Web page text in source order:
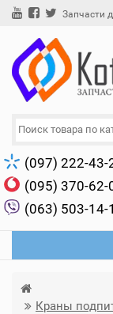
Запчасти
(097) 222-43-
(095) 370-62-
(063) 503-14-
Краны